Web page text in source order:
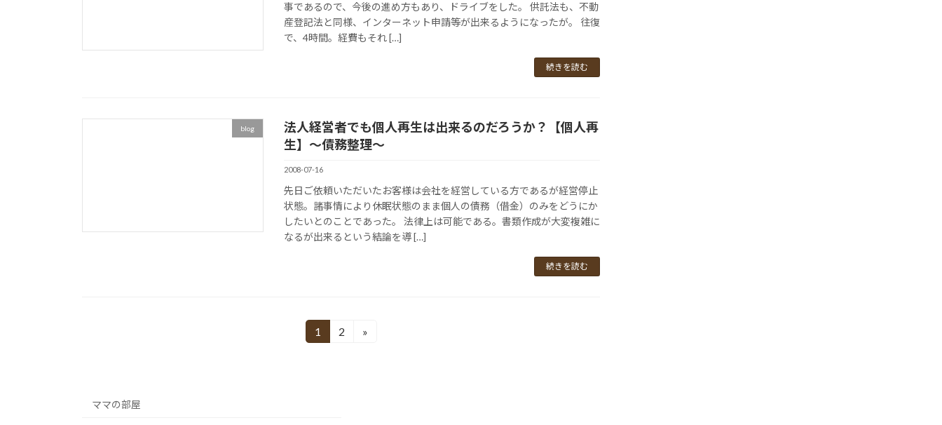
事であるので、今後の進め方もあり、ドライブをした。 供託法も、不動
産登記法と同様、インターネット申請等が出来るようになったが。 往復
で、4時間。経費もそれ […]
続きを読む
blog
法人経営者でも個人再生は出来るのだろうか？【個人再
生】～債務整理～
2008-07-16
先日ご依頼いただいたお客様は会社を経営している方であるが経営停止
状態。諸事情により休眠状態のまま個人の債務（借金）のみをどうにか
したいとのことであった。 法律上は可能である。書類作成が大変複雑に
なるが出来るという結論を導 […]
続きを読む
ペ
固
1
固
2 »
ママの部屋